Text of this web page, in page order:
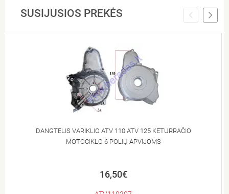
SUSIJUSIOS PREKĖS
DANGTELIS VARIKLIO ATV 110 ATV 125 KETURRAČIO
MOTOCIKLO 6 POLIŲ APVIJOMS
16,50€